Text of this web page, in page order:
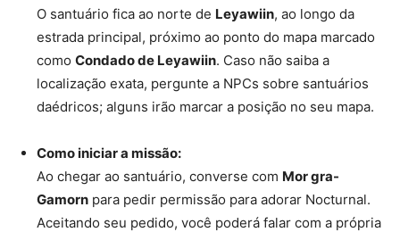
O santuário fica ao norte de Leyawiin, ao longo da
estrada principal, próximo ao ponto do mapa marcado
como Condado de Leyawiin. Caso não saiba a
localização exata, pergunte a NPCs sobre santuários
daédricos; alguns irão marcar a posição no seu mapa.
Como iniciar a missão:
Ao chegar ao santuário, converse com Mor gra-
Gamorn para pedir permissão para adorar Nocturnal.
Aceitando seu pedido, você poderá falar com a própria